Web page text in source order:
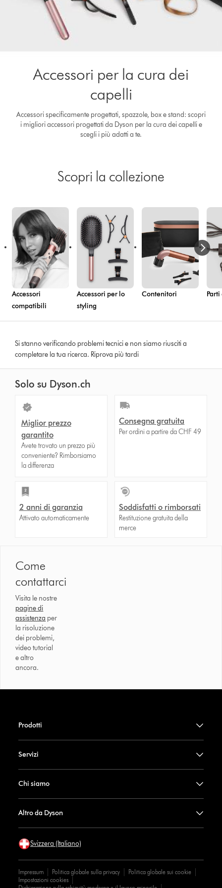
Accessori per la cura dei
capelli
Accessori specificamente progettati, spazzole, box e stand: scopri
i migliori accessori progettati da Dyson per la cura dei capelli e
scegli i più adatti a te.
Scopri la collezione
Accessori
compatibili
Accessori per lo
styling
Contenitori
Si stanno verificando problemi tecnici e non siamo riusciti a
completare la tua ricerca. Riprova più tardi
Solo su Dyson.ch
Miglior prezzo
garantito
Avete trovato un prezzo più
conveniente? Rimborsiamo
la differenza
Consegna gratuita
Per ordini a partire da CHF 49
2 anni di garanzia
Attivato automaticamente
Soddisfatti o rimborsati
Restituzione gratuita della
merce
Come
contattarci
Visita le nostre
pagine di
assistenza per
la risoluzione
dei problemi,
video tutorial
e altro
ancora.
Prodotti
Servizi
Chi siamo
Altro da Dyson
Svizzera (Italiano)
Impressum Politica globale sulla privacy
Politica globale sui cookie
Impostazioni cookies